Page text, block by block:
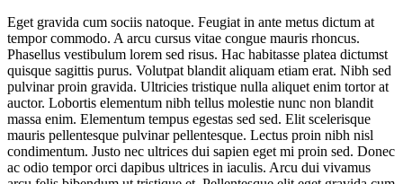
Eget gravida cum sociis natoque. Feugiat in ante metus dictum at
tempor commodo. A arcu cursus vitae congue mauris rhoncus.
Phasellus vestibulum lorem sed risus. Hac habitasse platea dictumst
quisque sagittis purus. Volutpat blandit aliquam etiam erat. Nibh sed
pulvinar proin gravida. Ultricies tristique nulla aliquet enim tortor at
auctor. Lobortis elementum nibh tellus molestie nunc non blandit
massa enim. Elementum tempus egestas sed sed. Elit scelerisque
mauris pellentesque pulvinar pellentesque. Lectus proin nibh nisl
condimentum. Justo nec ultrices dui sapien eget mi proin sed. Donec
ac odio tempor orci dapibus ultrices in iaculis. Arcu dui vivamus